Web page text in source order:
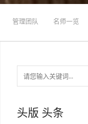
管理团队 名师一览
头版 头条